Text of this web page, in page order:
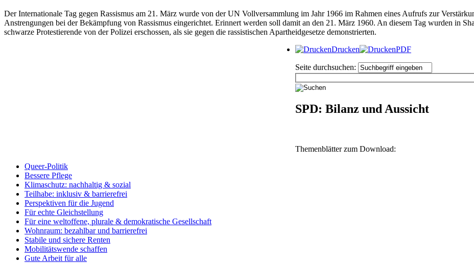
Der Internationale Tag gegen Rassismus am 21. März wurde von der UN Vollversammlung im Jahr 1966 im Rahmen eines Aufrufs zur
Anstrengungen bei der Bekämpfung von Rassismus eingerichtet. Erinnert werden soll damit an den 21. März 1960. An diesem Tag wurden in
schwarze Protestierende von der Polizei erschossen, als sie gegen die rassistischen Apartheidgesetze demonstrierten.
Drucken
PDF
Seite durchsuchen:
SPD: Bilanz und Aussicht
Themenblätter zum Download:
Queer-Politik
Bessere Pflege
Klimaschutz: nachhaltig & sozial
Teilhabe: inklusiv & barrierefrei
Perspektiven für die Jugend
Für echte Gleichstellung
Für eine weltoffene, plurale & demokratische Gesellschaft
Wohnraum: bezahlbar und barrierefrei
Stabile und sichere Renten
Mobilitätswende schaffen
Gute Arbeit für alle